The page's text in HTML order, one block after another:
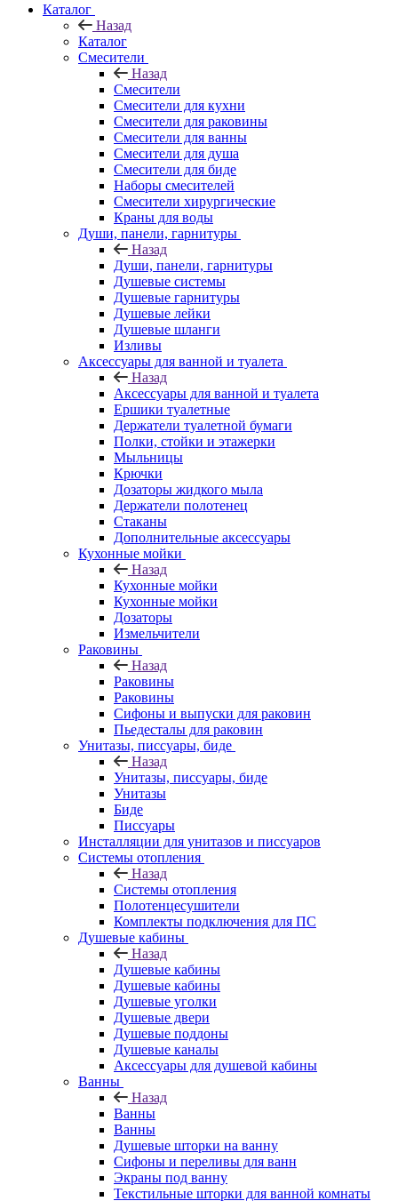
Каталог
Назад
Каталог
Смесители
Назад
Смесители
Смесители для кухни
Смесители для раковины
Смесители для ванны
Смесители для душа
Смесители для биде
Наборы смесителей
Смесители хирургические
Краны для воды
Души, панели, гарнитуры
Назад
Души, панели, гарнитуры
Душевые системы
Душевые гарнитуры
Душевые лейки
Душевые шланги
Изливы
Аксессуары для ванной и туалета
Назад
Аксессуары для ванной и туалета
Ершики туалетные
Держатели туалетной бумаги
Полки, стойки и этажерки
Мыльницы
Крючки
Дозаторы жидкого мыла
Держатели полотенец
Стаканы
Дополнительные аксессуары
Кухонные мойки
Назад
Кухонные мойки
Кухонные мойки
Дозаторы
Измельчители
Раковины
Назад
Раковины
Раковины
Сифоны и выпуски для раковин
Пьедесталы для раковин
Унитазы, писсуары, биде
Назад
Унитазы, писсуары, биде
Унитазы
Биде
Писсуары
Инсталляции для унитазов и писсуаров
Системы отопления
Назад
Системы отопления
Полотенцесушители
Комплекты подключения для ПС
Душевые кабины
Назад
Душевые кабины
Душевые кабины
Душевые уголки
Душевые двери
Душевые поддоны
Душевые каналы
Аксессуары для душевой кабины
Ванны
Назад
Ванны
Ванны
Душевые шторки на ванну
Сифоны и переливы для ванн
Экраны под ванну
Текстильные шторки для ванной комнаты